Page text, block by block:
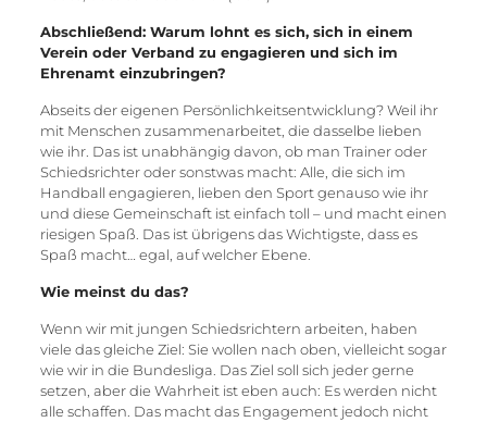
Abschließend: Warum lohnt es sich, sich in einem
Verein oder Verband zu engagieren und sich im
Ehrenamt einzubringen?
Abseits der eigenen Persönlichkeitsentwicklung? Weil ihr
mit Menschen zusammenarbeitet, die dasselbe lieben
wie ihr. Das ist unabhängig davon, ob man Trainer oder
Schiedsrichter oder sonstwas macht: Alle, die sich im
Handball engagieren, lieben den Sport genauso wie ihr
und diese Gemeinschaft ist einfach toll – und macht einen
riesigen Spaß. Das ist übrigens das Wichtigste, dass es
Spaß macht… egal, auf welcher Ebene.
Wie meinst du das?
Wenn wir mit jungen Schiedsrichtern arbeiten, haben
viele das gleiche Ziel: Sie wollen nach oben, vielleicht sogar
wie wir in die Bundesliga. Das Ziel soll sich jeder gerne
setzen, aber die Wahrheit ist eben auch: Es werden nicht
alle schaffen. Das macht das Engagement jedoch nicht